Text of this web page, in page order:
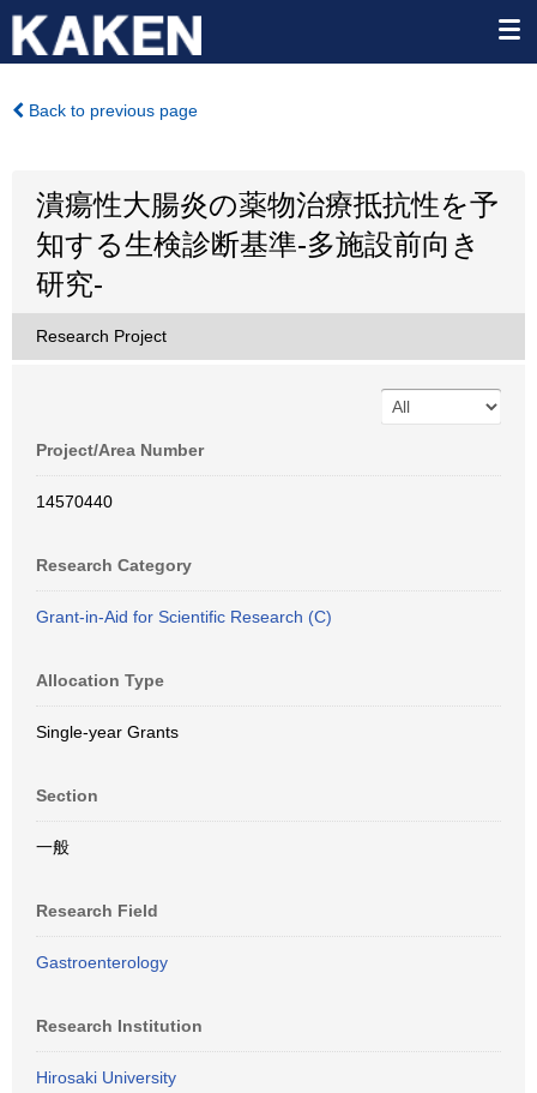
Back to previous page
潰瘍性大腸炎の薬物治療抵抗性を予
知する生検診断基準-多施設前向き
研究-
Research Project
Project/Area Number
14570440
Research Category
Grant-in-Aid for Scientific Research (C)
Allocation Type
Single-year Grants
Section
一般
Research Field
Gastroenterology
Research Institution
Hirosaki University